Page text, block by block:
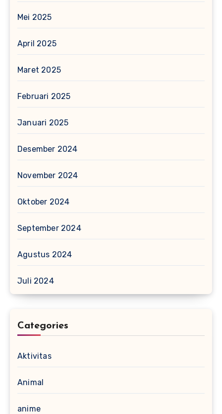
Mei 2025
April 2025
Maret 2025
Februari 2025
Januari 2025
Desember 2024
November 2024
Oktober 2024
September 2024
Agustus 2024
Juli 2024
Categories
Aktivitas
Animal
anime